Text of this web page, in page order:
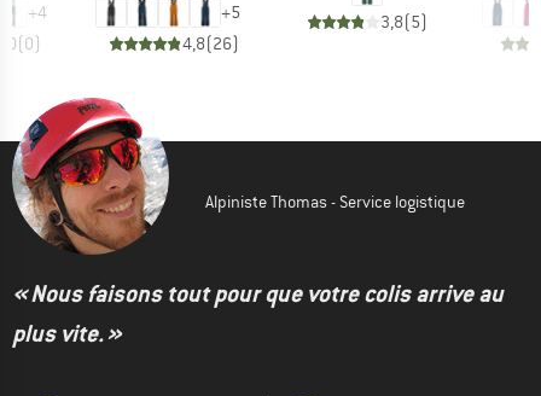
+4
(0)
+5
4,8(26)
3,8(5)
Alpiniste Thomas - Service logistique
« Nous faisons tout pour que votre colis arrive au
plus vite. »